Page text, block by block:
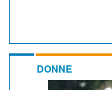
DONNE